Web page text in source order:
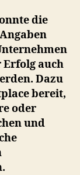
die
auch
Dazu
bereit,
oder
und